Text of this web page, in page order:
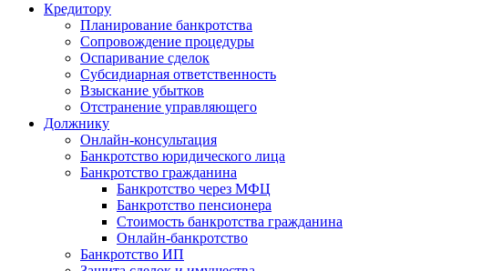
Кредитору
Планирование банкротства
Сопровождение процедуры
Оспаривание сделок
Субсидиарная ответственность
Взыскание убытков
Отстранение управляющего
Должнику
Онлайн-консультация
Банкротство юридического лица
Банкротство гражданина
Банкротство через МФЦ
Банкротство пенсионера
Стоимость банкротства гражданина
Онлайн-банкротство
Банкротство ИП